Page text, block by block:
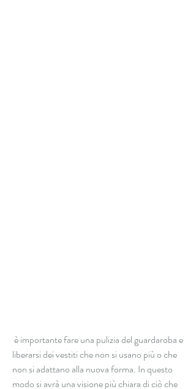
liberarsi dei vestiti che non si usano più o che
non si adattano alla nuova forma. In questo
modo si avrà una visione più chiara di ciò che